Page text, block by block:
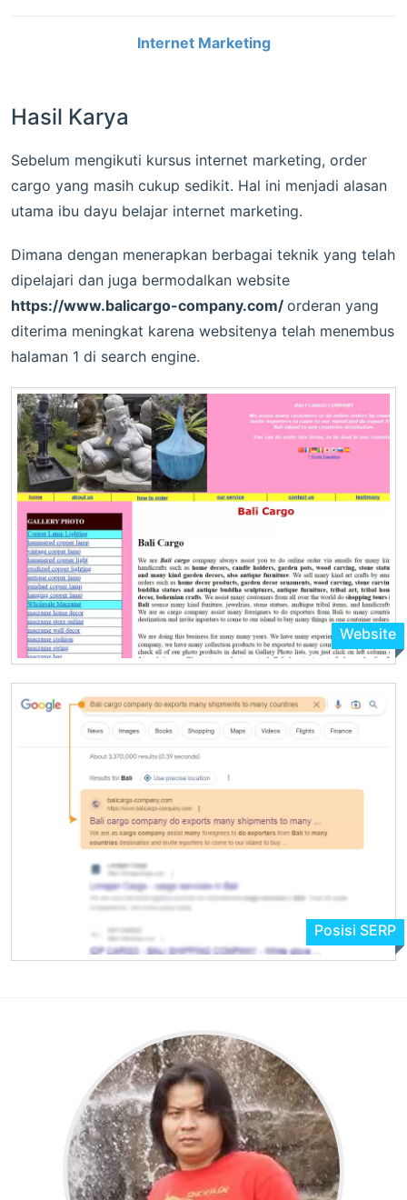
Internet Marketing
Hasil Karya
Sebelum mengikuti kursus internet marketing, order
cargo yang masih cukup sedikit. Hal ini menjadi alasan
utama ibu dayu belajar internet marketing.
Dimana dengan menerapkan berbagai teknik yang telah
dipelajari dan juga bermodalkan website
https://www.balicargo-company.com/ orderan yang
diterima meningkat karena websitenya telah menembus
halaman 1 di search engine.
Website
Posisi SERP